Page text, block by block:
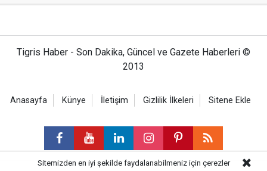
Tigris Haber - Son Dakika, Güncel ve Gazete Haberleri ©
2013
Anasayfa Künye İletişim Gizlilik İlkeleri Sitene Ekle
Sitemizden en iyi şekilde faydalanabilmeniz için çerezler